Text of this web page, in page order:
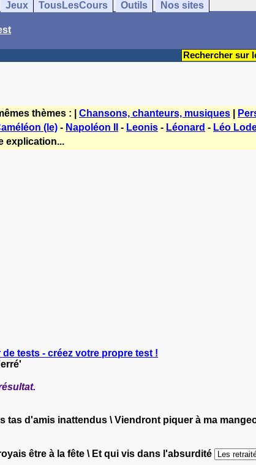
Jeux TousLesCours Outils Nos sites
thèmes : | Chansons, chanteurs, musiques
(le) - Napoléon II - Leonis - Léonard - Léo
explication...
de tests - créez votre propre test !
tas d'amis inattendus \ Viendront piquer à ma
être à la fête \ Et qui vis dans l'absurdité